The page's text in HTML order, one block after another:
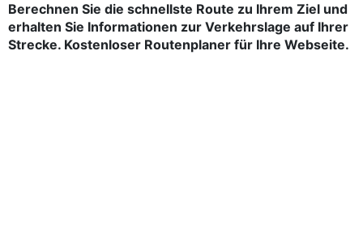
Berechnen Sie die schnellste Route zu Ihrem Ziel und
erhalten Sie Informationen zur Verkehrslage auf Ihrer
Strecke. Kostenloser Routenplaner für Ihre Webseite.